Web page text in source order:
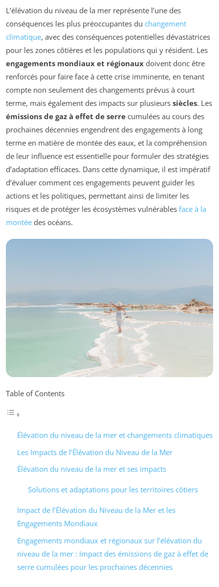
L’élévation du niveau de la mer représente l’une des
conséquences les plus préoccupantes du changement
climatique, avec des conséquences potentielles dévastatrices
pour les zones côtières et les populations qui y résident. Les
engagements mondiaux et régionaux doivent donc être
renforcés pour faire face à cette crise imminente, en tenant
compte non seulement des changements prévus à court
terme, mais également des impacts sur plusieurs siècles. Les
émissions de gaz à effet de serre cumulées au cours des
prochaines décennies engendrent des engagements à long
terme en matière de montée des eaux, et la compréhension
de leur influence est essentielle pour formuler des stratégies
d’adaptation efficaces. Dans cette dynamique, il est impératif
d’évaluer comment ces engagements peuvent guider les
actions et les politiques, permettant ainsi de limiter les
risques et de protéger les écosystèmes vulnérables face à la
montée des océans.
Table of Contents
Élévation du niveau de la mer et changements climatiques
Les Impacts de l’Élévation du Niveau de la Mer
Élévation du niveau de la mer et ses impacts
Solutions et adaptations pour les territoires côtiers
Impact de l’Élévation du Niveau de la Mer et les
Engagements Mondiaux
Engagements mondiaux et régionaux sur l’élévation du
niveau de la mer : Impact des émissions de gaz à effet de
serre cumulées pour les prochaines décennies